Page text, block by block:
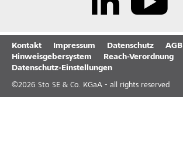
Kontakt Impressum Datenschutz
AGB
Hinweisgebersystem
Reach-Verordnung
Datenschutz-Einstellungen
©2026 Sto SE & Co. KGaA - all rights reserved